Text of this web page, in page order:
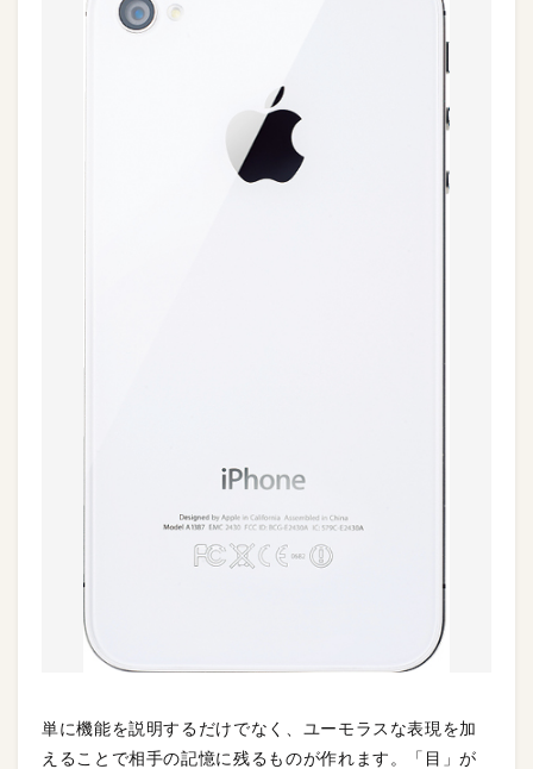
単に機能を説明するだけでなく、ユーモラスな表現を加
えることで相手の記憶に残るものが作れます。「目」が